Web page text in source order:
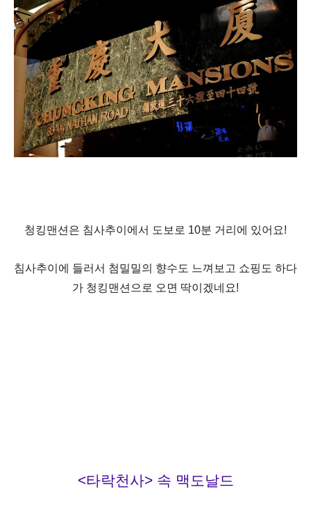
청킹맨션은 침사추이에서 도보로 10분 거리에 있어요!
침사추이에 들러서 첨밀밀의 향수도 느껴보고 쇼핑도 하다
가 청킹맨션으로 오면 딱이겠네요!
<타락천사> 속 맥도날드